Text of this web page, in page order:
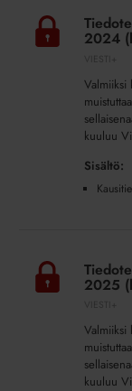
Kausitiedote_syys-
lokakuu
2024
2024
Valmiiksi
kuuluu
Sisältö:
Kausitiedote_tammi-
helmikuu
2025
2025
Valmiiksi
kuuluu